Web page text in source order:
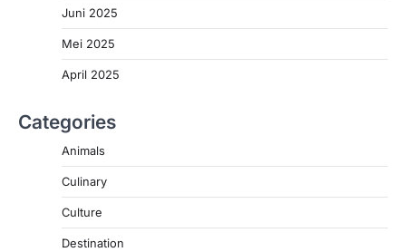
Juni 2025
Mei 2025
April 2025
Categories
Animals
Culinary
Culture
Destination